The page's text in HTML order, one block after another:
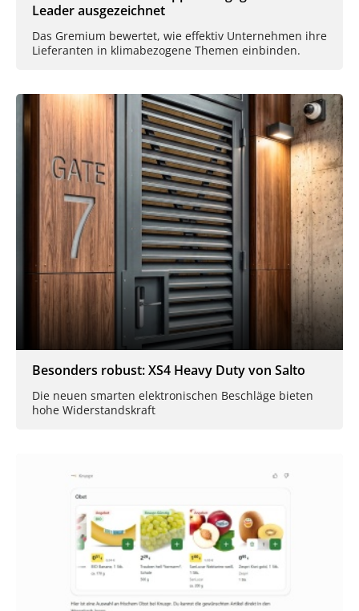
Leader ausgezeichnet
Das Gremium bewertet, wie effektiv Unternehmen ihre
Lieferanten in klimabezogene Themen einbinden.
Besonders robust: XS4 Heavy Duty von Salto
Die neuen smarten elektronischen Beschläge bieten
hohe Widerstandskraft